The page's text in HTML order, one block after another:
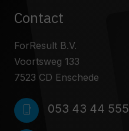
Contact
ForResult B.V.
Voortsweg 133
7523 CD Enschede
phone_iphone 053 43 44 555